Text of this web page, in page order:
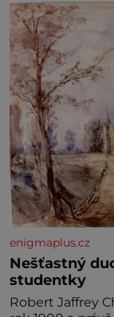
enigmaplus.cz
Nešťastný
studentky
Robert Jaffrey